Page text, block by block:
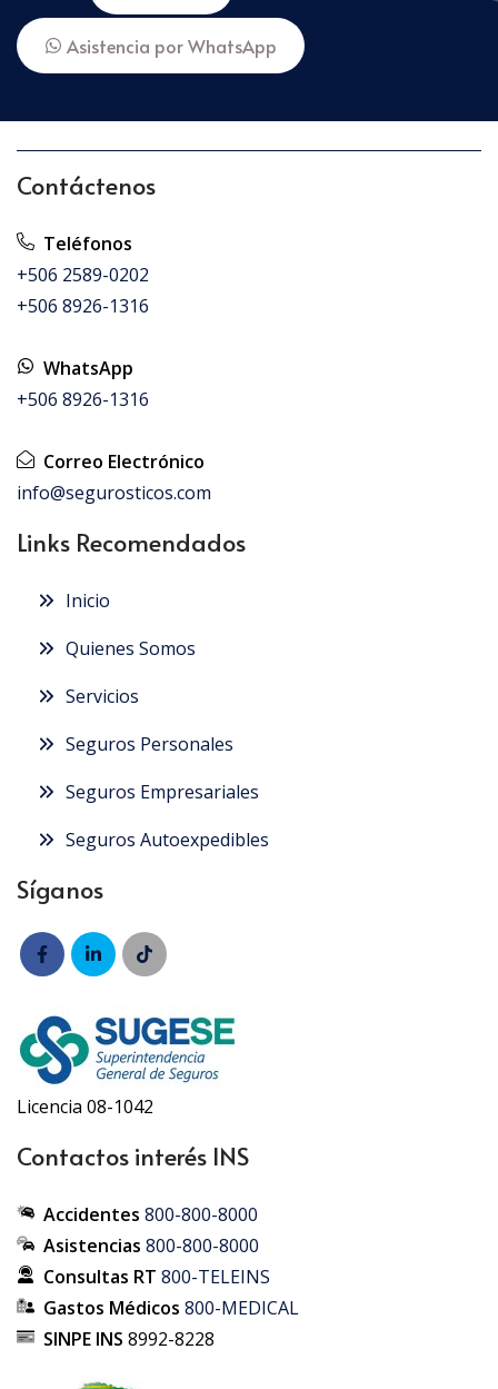
Asistencia por WhatsApp
Contáctenos
Teléfonos
+506 2589-0202
+506 8926-1316
WhatsApp
+506 8926-1316
Correo Electrónico
info@segurosticos.com
Links Recomendados
Inicio
Quienes Somos
Servicios
Seguros Personales
Seguros Empresariales
Seguros Autoexpedibles
Síganos
Licencia 08-1042
Contactos interés INS
Accidentes 800-800-8000
Asistencias 800-800-8000
Consultas RT 800-TELEINS
Gastos Médicos 800-MEDICAL
SINPE INS 8992-8228